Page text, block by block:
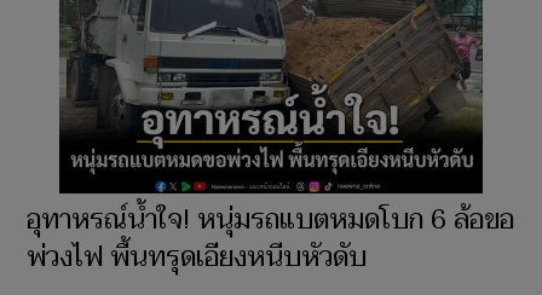
อุทาหรณ์น้ำใจ! หนุ่มรถแบตหมดโบก 6 ล้อขอ
พ่วงไฟ พื้นทรุดเอียงหนีบหัวดับ